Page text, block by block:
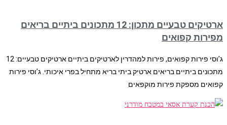
ארטיקים טבעיים מתכון: 12 מתכונים ביתיים בריאים
מפירות קפואים
ג’וסי פירות קפואים, פירות למהדרין לארטיקים ביתיים ארטיקים טבעיים: 12
מתכונים ביתיים בריאים ארטיק ביתי בריא מתחיל בפרי איכותי. ג’וסי פירות
קפואים מספקת פירות מוקפאים